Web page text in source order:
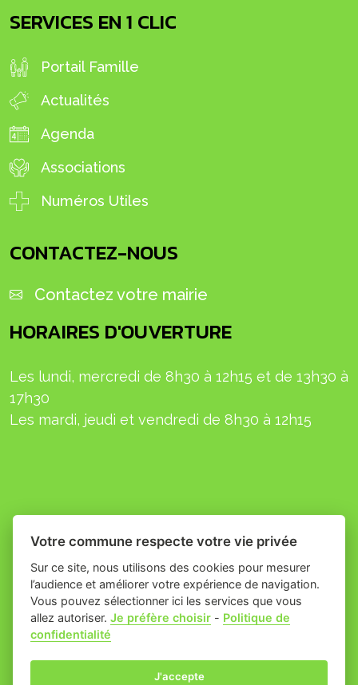
SERVICES EN 1 CLIC
Portail Famille
Actualités
Agenda
Associations
Numéros Utiles
CONTACTEZ-NOUS
Contactez votre mairie
HORAIRES D'OUVERTURE
Les lundi, mercredi de 8h30 à 12h15 et de 13h30 à
17h30
L es mardi, jeudi et vendredi de 8h30 à 12h15
Place du village la solution web
et appli des collectivités
- Commune
Mentions légales-- Gestion des cookies
Votre commune respecte votre vie privée
Sur ce site, nous utilisons des cookies pour mesurer
l’audience et améliorer votre expérience de navigation.
Vous pouvez sélectionner ici les services que vous
allez autoriser.Je préfère choisir - Politique de
confidentialité
J'accepte